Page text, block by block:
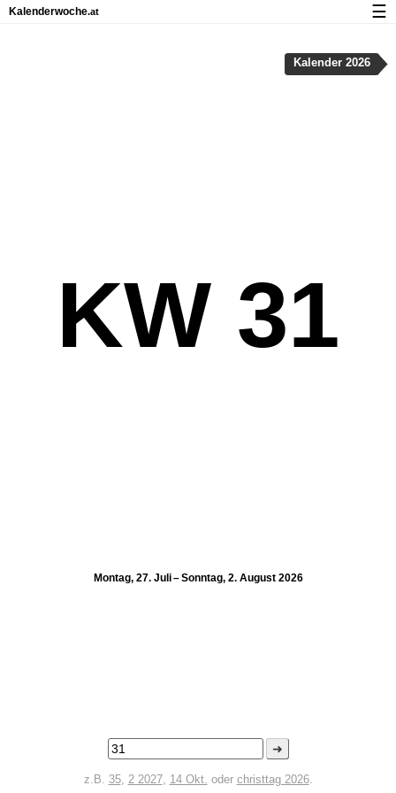
KW 31
Montag, 27. Juli – Sonntag, 2. August 2026
➜
z.B. 35, 2 2027, 14 Okt. oder christtag 2026.
Kalender 2026
Kalenderwoche.at ☰